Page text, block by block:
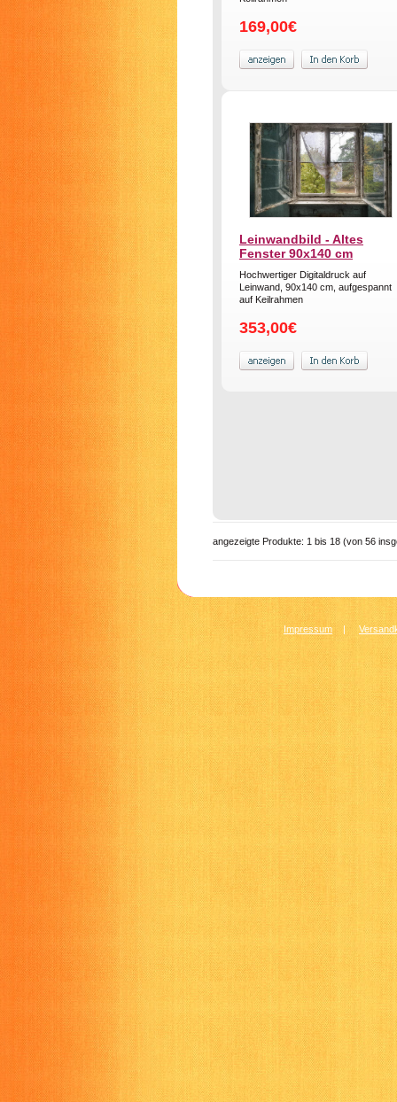
169,00€
Leinwandbild - Altes
Fenster 90x140 cm
Hochwertiger Digitaldruck auf
Leinwand, 90x140 cm, aufgespannt
auf Keilrahmen
353,00€
angezeigte Produkte: 1 bis 18 (von 56
Impressum |